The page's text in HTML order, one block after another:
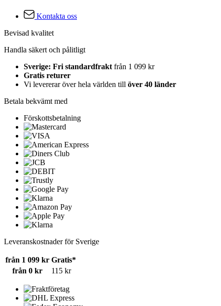
Kontakta oss
Bevisad kvalitet
Handla säkert och pålitligt
Sverige: Fri standardfrakt från 1 099 kr
Gratis returer
Vi levererar över hela världen till över 40 länder
Betala bekvämt med
Förskottsbetalning
Leveranskostnader för Sverige
från 1 099 kr Gratis*
från 0 kr
115 kr